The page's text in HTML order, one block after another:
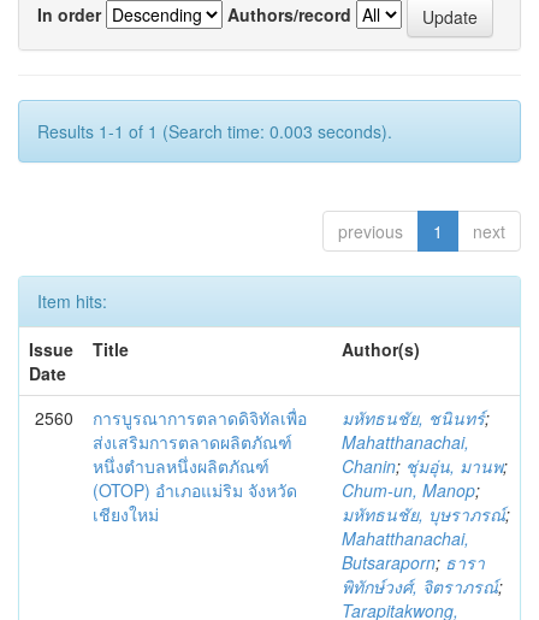
In order
Authors/record
Results 1-1 of 1 (Search time: 0.003 seconds).
previous 1 next
Item hits:
Issue
Date
Title Author(s)
2560
การบูรณาการตลาดดิจิทัลเพื่อ
ส่งเสริมการตลาดผลิตภัณฑ์
หนึ่งตำบลหนึ่งผลิตภัณฑ์
(OTOP) อำเภอแม่ริม จังหวัด
เชียงใหม่
มหัทธนชัย, ชนินทร์;
Mahatthanachai,
Chanin; ชุ่มอุ่น, มานพ;
Chum-un, Manop;
มหัทธนชัย, บุษราภรณ์;
Mahatthanachai,
Butsaraporn; ธารา
พิทักษ์วงศ์, จิตราภรณ์;
Tarapitakwong,